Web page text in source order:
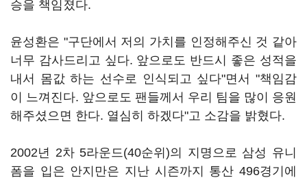
승을 책임졌다.
윤성환은 "구단에서 저의 가치를 인정해주신 것 같아
너무 감사드리고 싶다. 앞으로도 반드시 좋은 성적을
내서 몸값 하는 선수로 인식되고 싶다"면서 "책임감
이 느껴진다. 앞으로도 팬들께서 우리 팀을 많이 응원
해주셨으면 한다. 열심히 하겠다"고 소감을 밝혔다.
2002년 2차 5라운드(40순위)의 지명으로 삼성 유니
폼을 입은 안지만은 지난 시즌까지 통산 496경기에